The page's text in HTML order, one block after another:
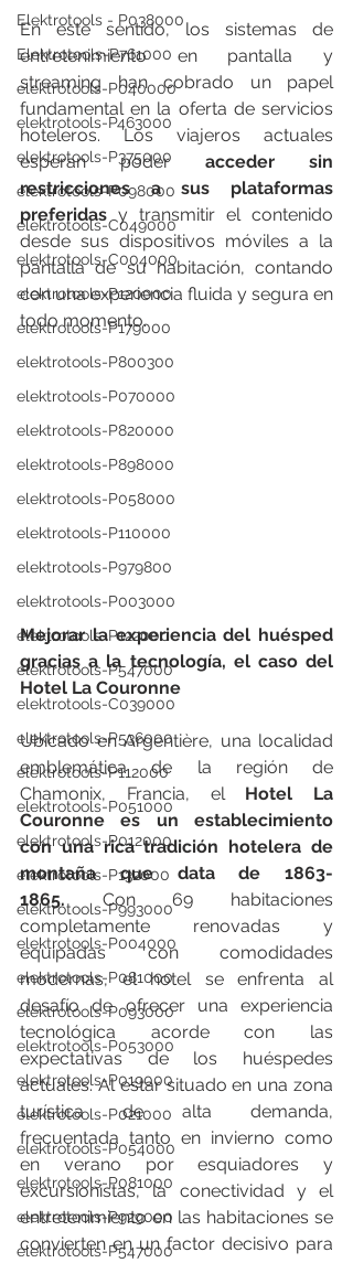
Elektrotools - P038000
Elektrotools-P761000
elektrotools-P040000
elektrotools-P463000
elektrotools-P375000
elektrotools-P098000
elektrotools-C049000
elektrotools-C004000
elektrotools-P120000
elektrotools-P179000
elektrotools-P800300
elektrotools-P070000
elektrotools-P820000
elektrotools-P898000
elektrotools-P058000
elektrotools-P110000
elektrotools-P979800
elektrotools-P003000
elektrotools-P122000
elektrotools-P547000
elektrotools-C039000
elektrotools-P536000
elektrotools-P112000
elektrotools-P051000
elektrotools-P012000
elektrotools-P132000
elektrotools-P993000
elektrotools-P004000
elektrotools-P081000
elektrotools-P093000
elektrotools-P053000
elektrotools-P019000
elektrotools-P021000
elektrotools-P054000
elektrotools-P081000
elektrotools-P929000
elektrotools-P547000
En este sentido, los sistemas de
entretenimiento en pantalla y
streaming han cobrado un papel
fundamental en la oferta de servicios
hoteleros. Los viajeros actuales
esperan poder acceder sin
restricciones a sus plataformas
preferidas y transmitir el contenido
desde sus dispositivos móviles a la
pantalla de su habitación, contando
con una experiencia fluida y segura en
todo momento.
Mejorar la experiencia del huésped
gracias a la tecnología, el caso del
Hotel La Couronne
Ubicado en Argentière, una localidad
emblemática de la región de
Chamonix, Francia, el Hotel La
Couronne es un establecimiento
con una rica tradición hotelera de
montaña que data de 1863-
1865. Con 69 habitaciones
completamente renovadas y
equipadas con comodidades
modernas, el hotel se enfrenta al
desafío de ofrecer una experiencia
tecnológica acorde con las
expectativas de los huéspedes
actuales. Al estar situado en una zona
turística de alta demanda,
frecuentada tanto en invierno como
en verano por esquiadores y
excursionistas, la conectividad y el
entretenimiento en las habitaciones se
convierten en un factor decisivo para